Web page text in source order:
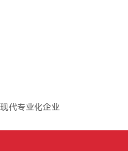
代专业化企业